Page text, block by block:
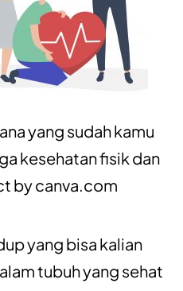
yang sudah kamu
kesehatan fisik dan
bycanva.com
yang bisa kalian
tubuh yang sehat